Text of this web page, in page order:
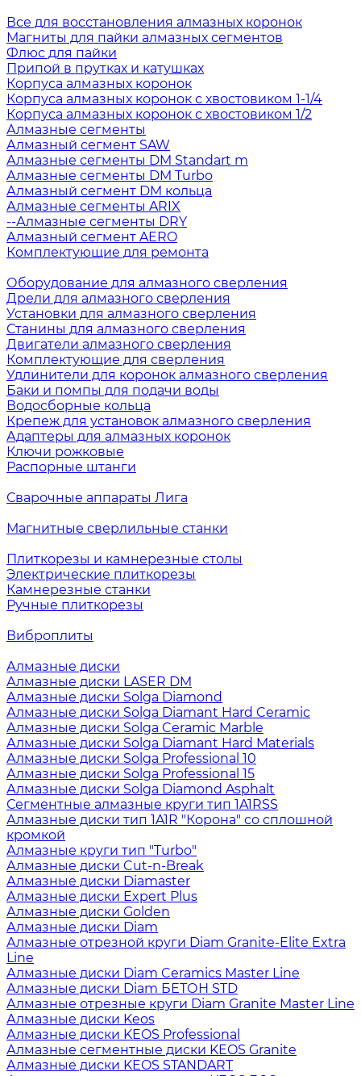
Все для восстановления алмазных коронок
Магниты для пайки алмазных сегментов
Флюс для пайки
Припой в прутках и катушках
Корпуса алмазных коронок
Корпуса алмазных коронок с хвостовиком 1-1/4
Корпуса алмазных коронок с хвостовиком 1/2
Алмазные сегменты
Алмазный сегмент SAW
Алмазные сегменты DM Standart m
Алмазные сегменты DM Turbo
Алмазный сегмент DM кольца
Алмазные сегменты ARIX
--Алмазные сегменты DRY
Алмазный сегмент AERO
Комплектующие для ремонта
Оборудование для алмазного сверления
Дрели для алмазного сверления
Установки для алмазного сверления
Станины для алмазного сверления
Двигатели алмазного сверления
Комплектующие для сверления
Удлинители для коронок алмазного сверления
Баки и помпы для подачи воды
Водосборные кольца
Крепеж для установок алмазного сверления
Адаптеры для алмазных коронок
Ключи рожковые
Распорные штанги
Сварочные аппараты Лига
Магнитные сверлильные станки
Плиткорезы и камнерезные столы
Электрические плиткорезы
Камнерезные станки
Ручные плиткорезы
Виброплиты
Алмазные диски
Алмазные диски LASER DM
Алмазные диски Solga Diamond
Алмазные диски Solga Diamant Hard Ceramic
Алмазные диски Solga Ceramic Marble
Алмазные диски Solga Diamant Hard Materials
Алмазные диски Solga Professional 10
Алмазные диски Solga Professional 15
Алмазные диски Solga Diamond Asphalt
Сегментные алмазные круги тип 1A1RSS
Алмазные диски тип 1A1R "Корона" со сплошной
кромкой
Алмазные круги тип "Turbo"
Алмазные диски Cut-n-Break
Алмазные диски Diamaster
Алмазные диски Expert Plus
Алмазные диски Golden
Алмазные диски Diam
Алмазные отрезной круги Diam Granite-Elite Extra
Line
Алмазные диски Diam Ceramics Master Line
Алмазные диски Diam БЕТОН STD
Алмазные отрезные круги Diam Granite Master Line
Алмазные диски Keos
Алмазные диски KEOS Professional
Алмазные сегментные диски KEOS Granite
Алмазные диски KEOS STANDART